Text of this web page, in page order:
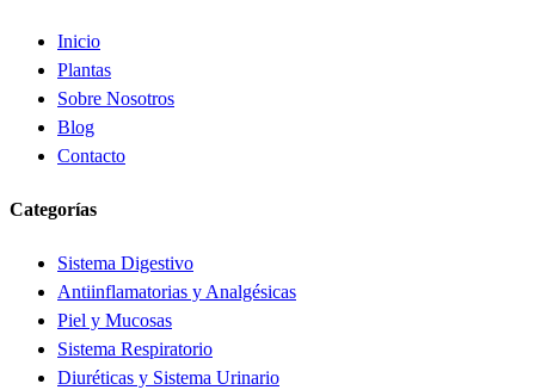
Inicio
Plantas
Sobre Nosotros
Blog
Contacto
Categorías
Sistema Digestivo
Antiinflamatorias y Analgésicas
Piel y Mucosas
Sistema Respiratorio
Diuréticas y Sistema Urinario